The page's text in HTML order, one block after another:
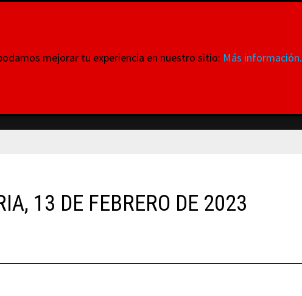
13 DE FEBRERO DE 2023
mejorar tu experiencia en nuestro sitio: Más información.